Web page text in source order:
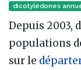
dicotylédones
Depuis 2003,
populations
sur le